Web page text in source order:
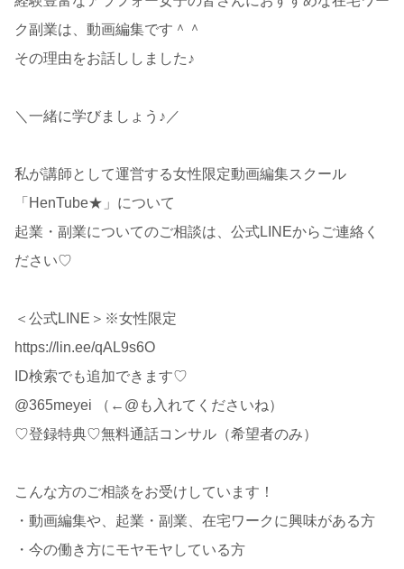
ク副業は、動画編集です＾＾
その理由をお話ししました♪
＼一緒に学びましょう♪／
私が講師として運営する女性限定動画編集スクール
「HenTube★」について
起業・副業についてのご相談は、公式LINEからご連絡く
ださい♡
＜公式LINE＞※女性限定
https://lin.ee/qAL9s6O
ID検索でも追加できます♡
@365meyei （←@も入れてくださいね）
♡登録特典♡無料通話コンサル（希望者のみ）
こんな方のご相談をお受けしています！
・動画編集や、起業・副業、在宅ワークに興味がある方
・今の働き方にモヤモヤしている方